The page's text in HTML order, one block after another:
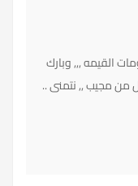
القيمه ,,, وبارك
من مجيب ,, نتمنى ..